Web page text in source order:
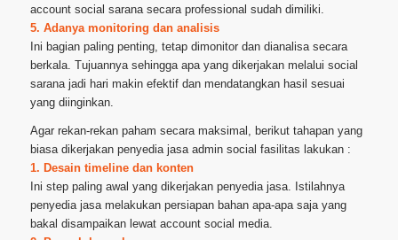
account social sarana secara professional sudah dimiliki.
5. Adanya monitoring dan analisis
Ini bagian paling penting, tetap dimonitor dan dianalisa secara
berkala. Tujuannya sehingga apa yang dikerjakan melalui social
sarana jadi hari makin efektif dan mendatangkan hasil sesuai
yang diinginkan.
Agar rekan-rekan paham secara maksimal, berikut tahapan yang
biasa dikerjakan penyedia jasa admin social fasilitas lakukan :
1. Desain timeline dan konten
Ini step paling awal yang dikerjakan penyedia jasa. Istilahnya
penyedia jasa melakukan persiapan bahan apa-apa saja yang
bakal disampaikan lewat account social media.